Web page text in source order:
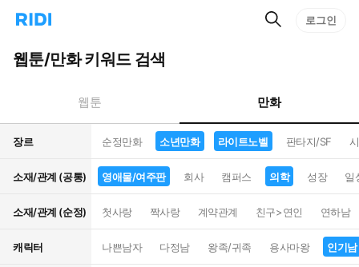
리
홈
으
턴
트
검
로그인
웹툰/만화 키워드 검색
웹툰 만화
장르 순정만화 소년만화 라이트노벨 판타지/SF
소재/관계 (공통) 영애물/여주판 회사 캠퍼스 의학 성장 일
소재/관계 (순정) 첫사랑 짝사랑 계약관계 친구>연인 연하남
캐릭터 나쁜남자 다정남 왕족/귀족 용사마왕 인기남